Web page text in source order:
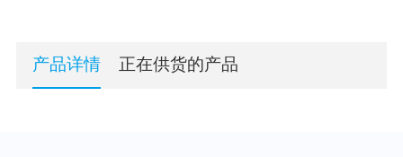
产品详情 正在供货的产品